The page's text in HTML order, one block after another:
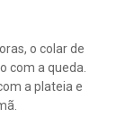
o colar de
com a queda.
a plateia e